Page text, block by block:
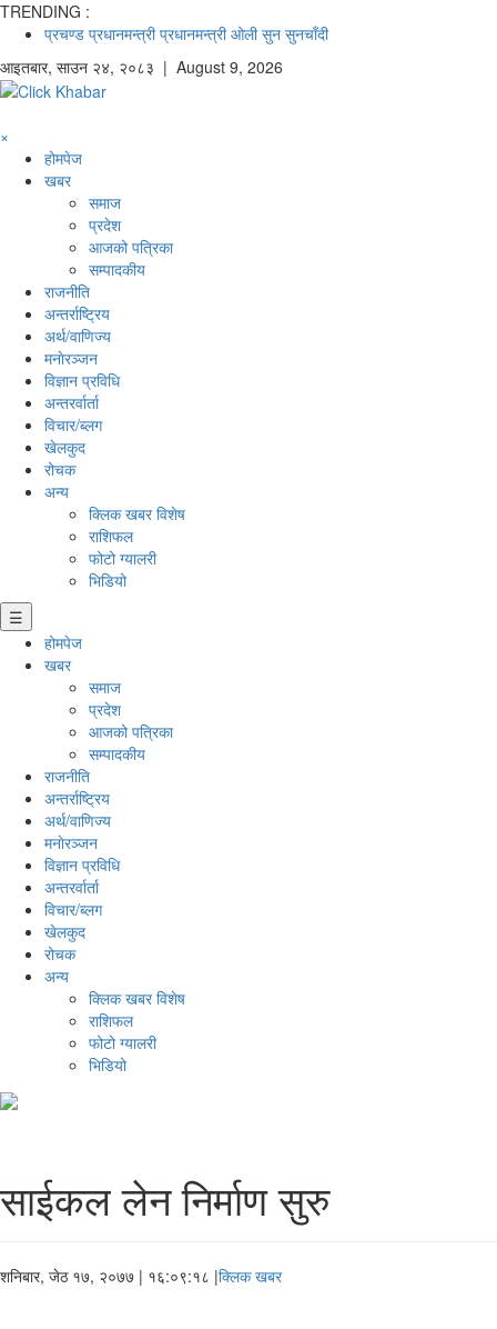
TRENDING :
प्रचण्ड प्रधानमन्त्री प्रधानमन्त्री ओली सुन सुनचाँदी
आइतबार, साउन २४, २०८३ | August 9, 2026
×
होमपेज
खबर
समाज
प्रदेश
आजको पत्रिका
सम्पादकीय
राजनीति
अन्तर्राष्ट्रिय
अर्थ/वाणिज्य
मनाेरञ्जन
विज्ञान प्रविधि
अन्तरर्वार्ता
विचार/ब्लग
खेलकुद
रोचक
अन्य
क्लिक खबर विशेष
राशिफल
फोटो ग्यालरी
भिडियो
☰
होमपेज
खबर
समाज
प्रदेश
आजको पत्रिका
सम्पादकीय
राजनीति
अन्तर्राष्ट्रिय
अर्थ/वाणिज्य
मनाेरञ्जन
विज्ञान प्रविधि
अन्तरर्वार्ता
विचार/ब्लग
खेलकुद
रोचक
अन्य
क्लिक खबर विशेष
राशिफल
फोटो ग्यालरी
भिडियो
साईकल लेन निर्माण सुरु
शनिबार, जेठ १७, २०७७ | १६:०९:१८ |क्लिक खबर